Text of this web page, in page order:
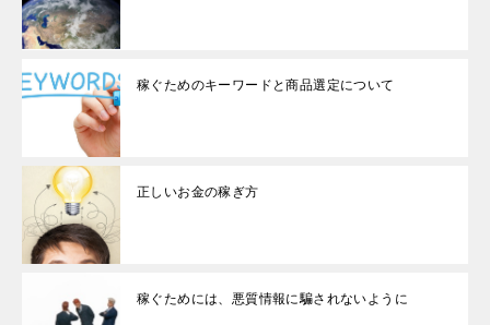
稼ぐためのキーワードと商品選定について
正しいお金の稼ぎ方
稼ぐためには、悪質情報に騙されないように